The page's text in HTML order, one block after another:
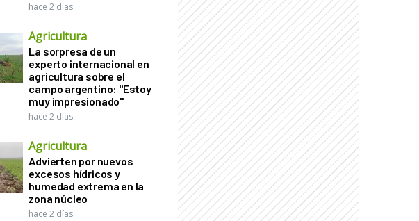
hace 2 días
Agricultura
La sorpresa de un
experto internacional en
agricultura sobre el
campo argentino: "Estoy
muy impresionado"
hace 2 días
Agricultura
Advierten por nuevos
excesos hídricos y
humedad extrema en la
zona núcleo
hace 2 días